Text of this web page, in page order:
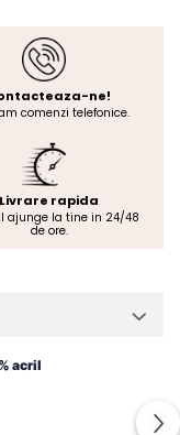
ne!
comenzi telefonice.
Livrare rapida
ajunge la tine in 24/48
de ore.
acril